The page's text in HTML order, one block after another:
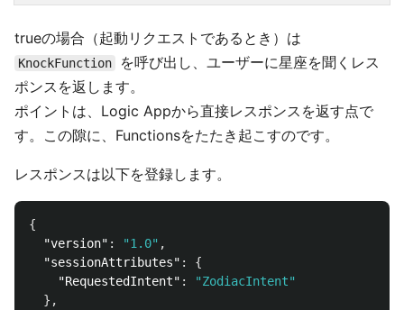
trueの場合（起動リクエストであるとき）は
KnockFunction
を呼び出し、ユーザーに星座を聞くレス
ポンスを返します。
ポイントは、Logic Appから直接レスポンスを返す点で
す。この隙に、Functionsをたたき起こすのです。
レスポンスは以下を登録します。
{
"version" : "1.0" ,
"sessionAttributes" :
{
"RequestedIntent" :
"ZodiacIntent"
},